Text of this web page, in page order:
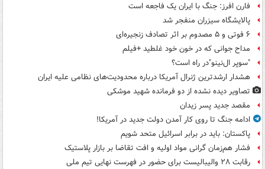
فارن افرز: جنگ با ایران یک فاجعه است
پالایشگاه سیزران منفجر شد
۶ فوتی و ۵ مصدوم بر اثر تصادف زنجیره‌ای
مداح جوانی که در خون خود غلطید +فیلم
"سوپر ال‌نینو"در راه است؟
هشدار ارشدترین ژنرال آمریکا درباره محدودیت‌های نظامی علیه ایران
تصاویر دیده‌ نشده از دو فرمانده شهید موشکی
مقصد جدید پسر زیدان
ادامه جنگ تا روی کار آمدن دولت جدید در آمریکا!
پاکستان: باید در برابر اسرائیل متحد شویم
فشار هم‌زمان گرانی مواد اولیه و افت تقاضا بر بازار پلاستیک
رقابت ۲۸ والیبالیست برای حضور در فهرست نهایی تیم ملی